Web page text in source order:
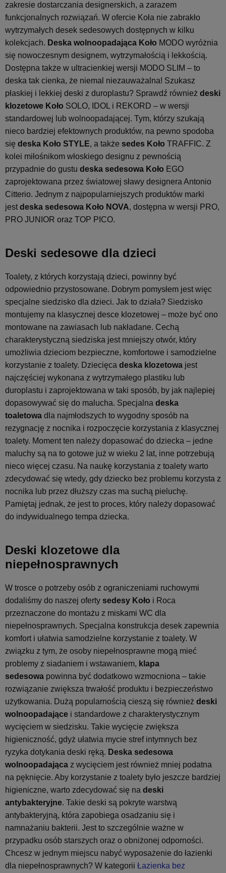
zakresie dostarczania designerskich, a zarazem
funkcjonalnych rozwiązań. W ofercie Koła nie zabrakło
wytrzymałych desek sedesowych dostępnych w kilku
kolekcjach. Deska wolnoopadająca Koło MODO wyróżnia
się nowoczesnym designem, wytrzymałością i lekkością.
Dostępna także w ultracienkiej wersji MODO SLIM – to
deska tak cienka, że niemal niezauważalna! Szukasz
płaskiej i lekkiej deski z duroplastu? Sprawdź również deski
klozetowe Koło SOLO, IDOL i REKORD – w wersji
standardowej lub wolnoopadającej. Tym, którzy szukają
nieco bardziej efektownych produktów, na pewno spodoba
się deska Koło STYLE, a także sedes Koło TRAFFIC. Z
kolei miłośnikom włoskiego designu z pewnością
przypadnie do gustu deska sedesowa Koło EGO
zaprojektowana przez światowej sławy designera Antonio
Citterio. Jednym z najpopularniejszych produktów marki
jest deska sedesowa Koło NOVA, dostępna w wersji PRO,
PRO JUNIOR oraz TOP PICO.
Deski sedesowe dla dzieci
Toalety, z których korzystają dzieci, powinny być
odpowiednio przystosowane. Dobrym pomysłem jest więc
specjalne siedzisko dla dzieci. Jak to działa? Siedzisko
montujemy na klasycznej desce klozetowej – może być ono
montowane na zawiasach lub nakładane. Cechą
charakterystyczną siedziska jest mniejszy otwór, który
umożliwia dzieciom bezpieczne, komfortowe i samodzielne
korzystanie z toalety. Dziecięca deska klozetowa jest
najczęściej wykonana z wytrzymałego plastiku lub
duroplastu i zaprojektowana w taki sposób, by jak najlepiej
dopasowywać się do malucha. Specjalna deska
toaletowa dla najmłodszych to wygodny sposób na
rezygnację z nocnika i rozpoczęcie korzystania z klasycznej
toalety. Moment ten należy dopasować do dziecka – jedne
maluchy są na to gotowe już w wieku 2 lat, inne potrzebują
nieco więcej czasu. Na naukę korzystania z toalety warto
zdecydować się wtedy, gdy dziecko bez problemu korzysta z
nocnika lub przez dłuższy czas ma suchą pieluchę.
Pamiętaj jednak, że jest to proces, który należy dopasować
do indywidualnego tempa dziecka.
Deski klozetowe dla
niepełnosprawnych
W trosce o potrzeby osób z ograniczeniami ruchowymi
dodaliśmy do naszej oferty sedesy Koło i Roca
przeznaczone do montażu z miskami WC dla
niepełnosprawnych. Specjalna konstrukcja desek zapewnia
komfort i ułatwia samodzielne korzystanie z toalety. W
związku z tym, że osoby niepełnosprawne mogą mieć
problemy z siadaniem i wstawaniem, klapa
sedesowa powinna być dodatkowo wzmocniona – takie
rozwiązanie zwiększa trwałość produktu i bezpieczeństwo
użytkowania. Dużą popularnością cieszą się również deski
wolnoopadające i standardowe z charakterystycznym
wycięciem w siedzisku. Takie wycięcie zwiększa
higieniczność, gdyż ułatwia mycie stref intymnych bez
ryzyka dotykania deski ręką. Deska sedesowa
wolnoopadająca z wycięciem jest również mniej podatna
na pęknięcie. Aby korzystanie z toalety było jeszcze bardziej
higieniczne, warto zdecydować się na deski
antybakteryjne. Takie deski są pokryte warstwą
antybakteryjną, która zapobiega osadzaniu się i
namnażaniu bakterii. Jest to szczególnie ważne w
przypadku osób starszych oraz o obniżonej odporności.
Chcesz w jednym miejscu nabyć wyposażenie do łazienki
dla niepełnosprawnych? W kategorii Łazienka bez